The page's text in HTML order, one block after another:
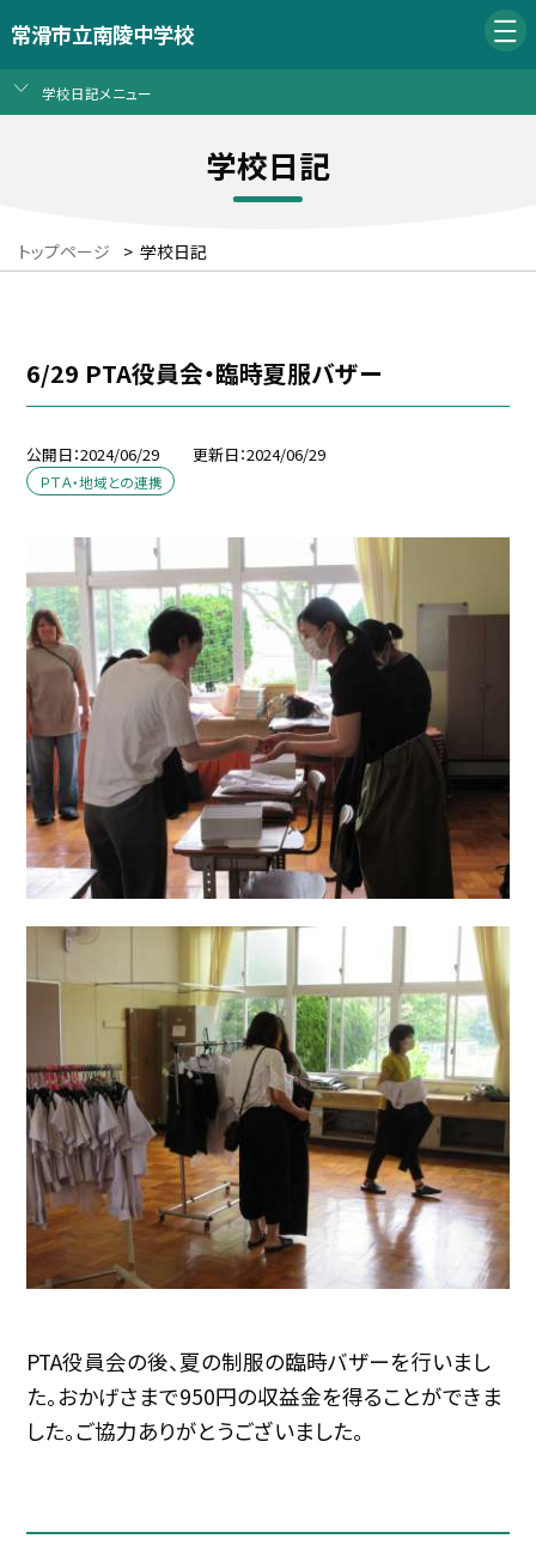
常滑市立南陵中学校
学校日記メニュー
学校日記
トップページ > 学校日記
6/29 PTA役員会・臨時夏服バザー
公開日 2024/06/29 更新日 2024/06/29
ＰＴＡ・地域との連携
PTA役員会の後、夏の制服の臨時バザーを行いまし
た。おかげさまで950円の収益金を得ることができま
した。ご協力ありがとうございました。